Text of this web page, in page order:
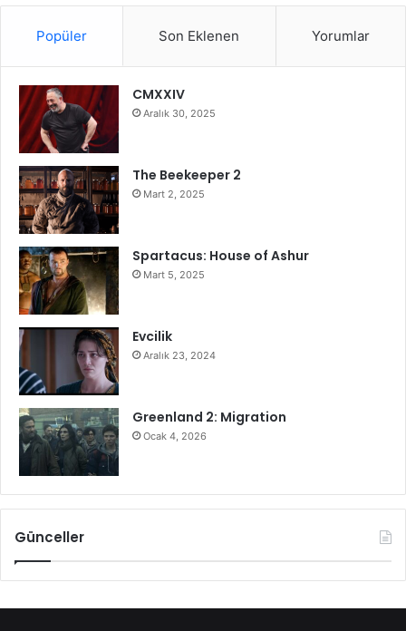
Popüler Son Eklenen Yorumlar
CMXXIV
Aralık 30, 2025
The Beekeeper 2
Mart 2, 2025
Spartacus: House of Ashur
Mart 5, 2025
Evcilik
Aralık 23, 2024
Greenland 2: Migration
Ocak 4, 2026
Günceller